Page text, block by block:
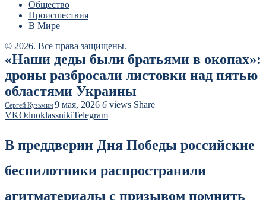
Общество
Происшествия
В Мире
© 2026. Все права защищены.
«Наши деды были братьями в окопах»:
дроны разбросали листовки над пятью
областями Украины
Сергей Кузьмин 9 мая, 2026 6 views Share
VKOdnoklassnikiTelegram
В преддверии Дня Победы российские
беспилотники распространили
агитматериалы с призывом помнить